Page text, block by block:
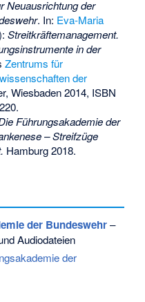
Neuausrichtung der
. In: Eva-Maria
Streitkräftemanagement.
in der
Zentrums für
der
Wiesbaden 2014, ISBN
Führungsakademie der
– Streifzüge
Hamburg 2018.
der Bundeswehr–
Audiodateien
der